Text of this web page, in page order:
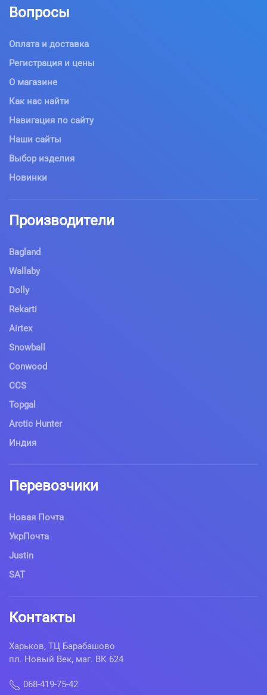
Вопросы
Оплата и доставка
Регистрация и цены
О магазине
Как нас найти
Навигация по сайту
Наши сайты
Выбор изделия
Новинки
Производители
Bagland
Wallaby
Dolly
Rekarti
Airtex
Snowball
Conwood
CCS
Topgal
Arctic Hunter
Индия
Перевозчики
Новая Почта
УкрПочта
Justin
SAT
Контакты
Харьков, ТЦ Барабашово
пл. Новый Век, маг. ВК 624
068-419-75-42